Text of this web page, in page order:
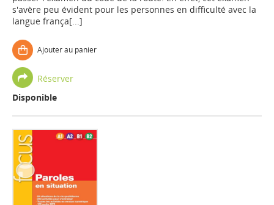
s'avère peu évident pour les personnes en difficulté avec la
langue frança[...]
Ajouter au panier
Réserver
Disponible